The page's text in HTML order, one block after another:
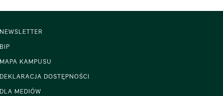
KAMPUSU
DOSTĘPNOŚCI
MEDIÓW